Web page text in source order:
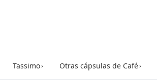
Tassimo› Otras cápsulas de Café›